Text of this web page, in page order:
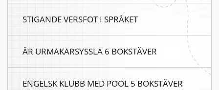
STIGANDE VERSFOT I SPRÅKET
ÄR URMAKARSYSSLA 6 BOKSTÄVER
ENGELSK KLUBB MED POOL 5 BOKSTÄVER